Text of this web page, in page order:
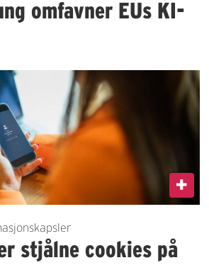
omfavner EUs KI-
stjålne cookies på